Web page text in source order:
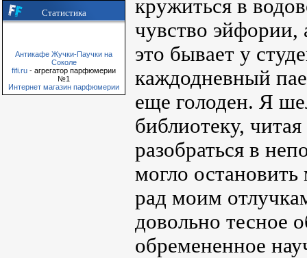
Статистика
Антикафе Жучки-Паучки на
Соколе
fifi.ru - агрегатор парфюмерии
№1
Интернет магазин парфюмерии
кружиться в
чувство
это бывает у
каждодневный
еще голоден. Я
библиотеку,
разобраться в
могло
рад моим
довольно тесное
обремененное